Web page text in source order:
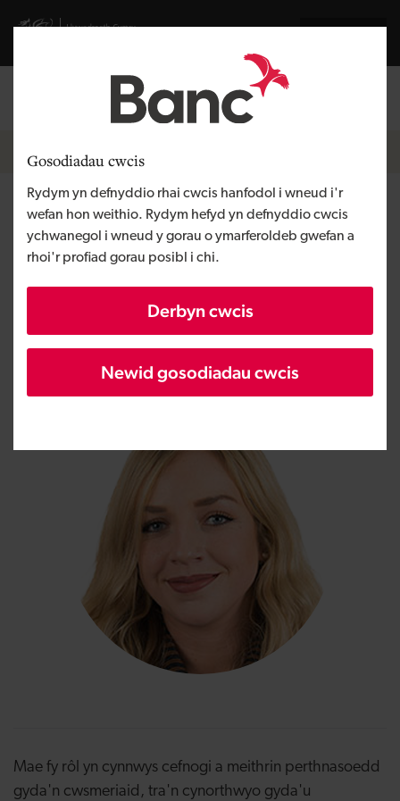
Gosodiadau cwcis
Rydym yn defnyddio rhai cwcis hanfodol i wneud i'r
wefan hon weithio. Rydym hefyd yn defnyddio cwcis
ychwanegol i wneud y gorau o ymarferoldeb gwefan a
rhoi'r profiad gorau posibl i chi.
Derbyn cwcis
Newid gosodiadau cwcis
Visit gov.wales website
Mewngofnodi
Breadcrumb
Pobl a thimau
Nakeja Howell
perthnasoedd gyda'n cwsmeriaid, tra'n
cynorthwyo gyda'u benthyciadau presennol, a
helpu gyda chyfleoedd am gyllid ariannu pellach.
Mae fy rôl yn cynnwys cefnogi a meithrin perthnasoedd
gyda'n cwsmeriaid, tra'n cynorthwyo gyda'u